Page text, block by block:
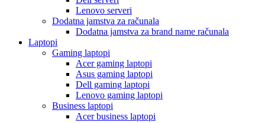
Lenovo serveri
Dodatna jamstva za računala
Dodatna jamstva za brand name računala
Laptopi
Gaming laptopi
Acer gaming laptopi
Asus gaming laptopi
Dell gaming laptopi
Lenovo gaming laptopi
Business laptopi
Acer business laptopi